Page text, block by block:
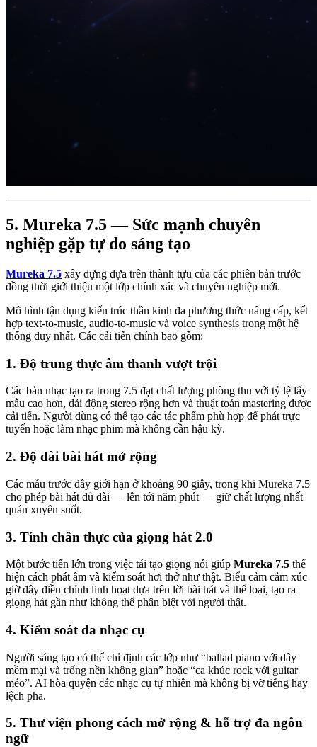
5. Mureka 7.5 — Sức mạnh chuyên
nghiệp gặp tự do sáng tạo
Mureka 7.5 xây dựng dựa trên thành tựu của các phiên bản trước
đồng thời giới thiệu một lớp chính xác và chuyên nghiệp mới.
Mô hình tận dụng kiến trúc thần kinh đa phương thức nâng cấp, kết
hợp text-to-music, audio-to-music và voice synthesis trong một hệ
thống duy nhất. Các cải tiến chính bao gồm:
1. Độ trung thực âm thanh vượt trội
Các bản nhạc tạo ra trong 7.5 đạt chất lượng phòng thu với tỷ lệ lấy
mẫu cao hơn, dải động stereo rộng hơn và thuật toán mastering được
cải tiến. Người dùng có thể tạo các tác phẩm phù hợp để phát trực
tuyến hoặc làm nhạc phim mà không cần hậu kỳ.
2. Độ dài bài hát mở rộng
Các mẫu trước đây giới hạn ở khoảng 90 giây, trong khi Mureka 7.5
cho phép bài hát đủ dài — lên tới năm phút — giữ chất lượng nhất
quán xuyên suốt.
3. Tính chân thực của giọng hát 2.0
Một bước tiến lớn trong việc tái tạo giọng nói giúp Mureka 7.5 thể
hiện cách phát âm và kiểm soát hơi thở như thật. Biểu cảm cảm xúc
giờ đây điều chỉnh linh hoạt dựa trên lời bài hát và thể loại, tạo ra
giọng hát gần như không thể phân biệt với người thật.
4. Kiểm soát đa nhạc cụ
Người sáng tạo có thể chỉ định các lớp như “ballad piano với dây
mềm mại và trống nền không gian” hoặc “ca khúc rock với guitar
méo”. AI hòa quyện các nhạc cụ tự nhiên mà không bị vỡ tiếng hay
lệch pha.
5. Thư viện phong cách mở rộng & hỗ trợ đa ngôn
ngữ